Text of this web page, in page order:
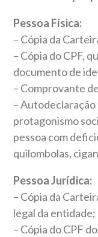
Pessoa Física:
– Cópia da
– Cópia do CPF,
documento de
– Comprovante
– Autodeclaração
protagonismo
pessoa com
quilombolas,
Pessoa Jurídica:
– Cópia da
legal da entidade;
– Cópia do CPF